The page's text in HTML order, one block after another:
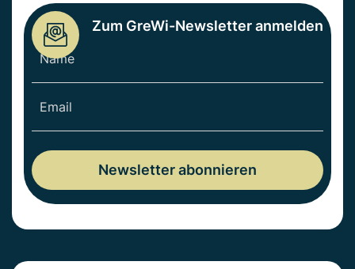
Zum GreWi-Newsletter anmelden